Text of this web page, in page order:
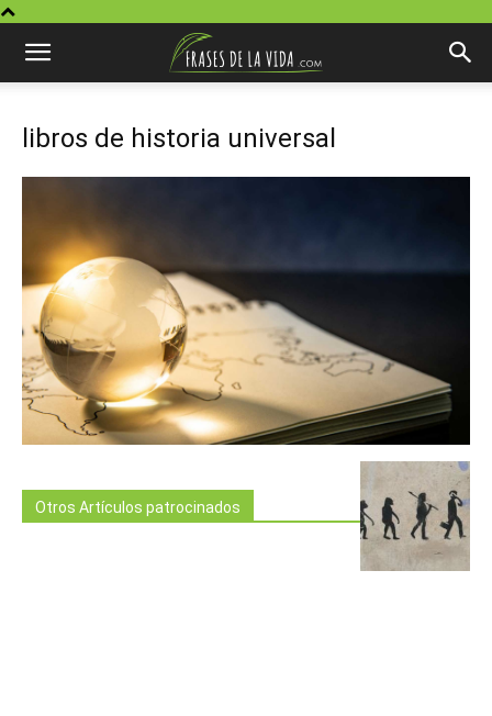
libros de historia universal
Otros Artículos patrocinados